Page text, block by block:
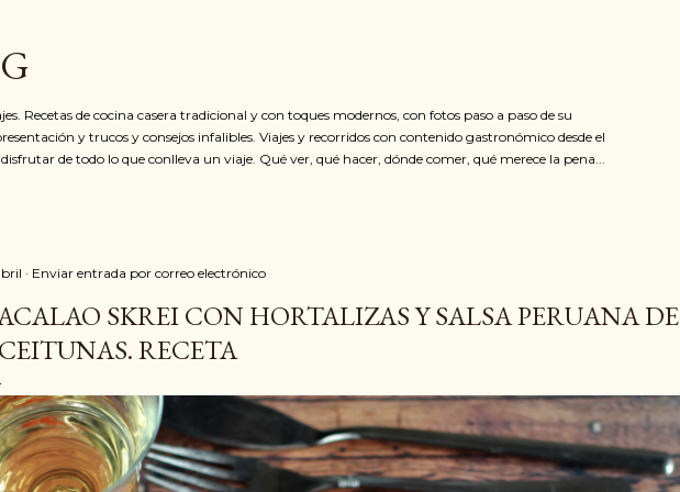
Recetas de cocina casera tradicional y con toques modernos, con fotos paso a paso de su
y trucos y consejos infalibles. Viajes y recorridos con contenido gastronómico desde el
de todo lo que conlleva un viaje. Qué ver, qué hacer, dónde comer, qué merece la pena...
Enviar entrada por correo electrónico
SKREI CON HORTALIZAS Y SALSA PERUANA DE
RECETA